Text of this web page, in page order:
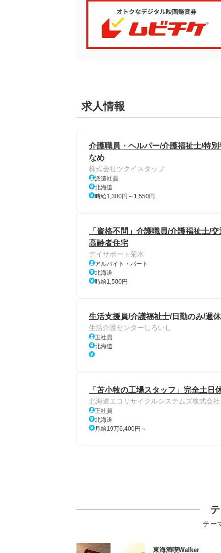
求人情報
介護職員・ヘルパー/介護福祉士/特
なめ
株式会社ツクイスタッフ
派遣社員
北海道
時給1,300円～1,550円
「資格不問」介護職員/介護福祉士/
高齢者住宅
デイサポート菊水
アルバイト・パート
北海道
時給1,500円
生活支援員/介護福祉士/日勤のみ/週
生活介護センターしろいし
正社員
北海道
「苫小牧の工場スタッフ」完全土
北海道エコリサイクルシステムズ株式会社
正社員
北海道
月給19万6,400円～
テー
東海満喫Walker